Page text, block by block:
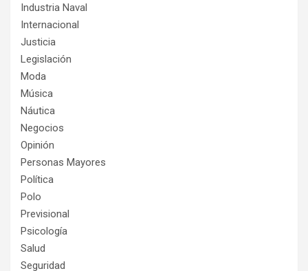
Industria Naval
Internacional
Justicia
Legislación
Moda
Música
Náutica
Negocios
Opinión
Personas Mayores
Política
Polo
Previsional
Psicología
Salud
Seguridad